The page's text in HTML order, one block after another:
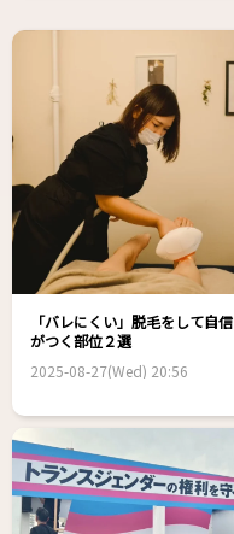
「バレにくい」脱毛をして自信
がつく部位２選
2025-08-27(Wed) 20:56